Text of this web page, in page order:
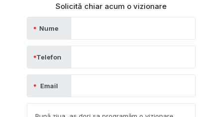
Solicită chiar acum o vizionare
Nume
Telefon
Email